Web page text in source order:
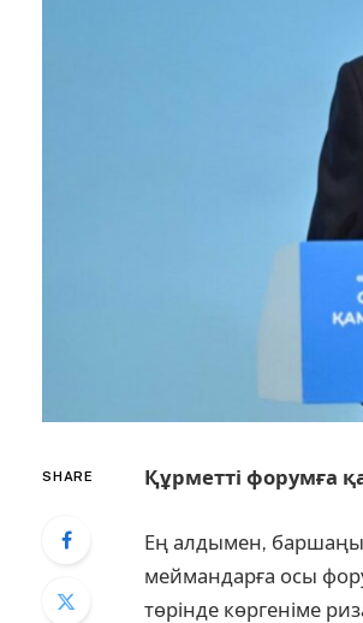
SHARE Құрметті форумға
Ең алдымен,
меймандарға осы
төрінде көргеніме